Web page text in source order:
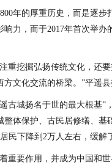
年的厚重历史，而是逐步
力，而于2017年首次举办
重挖掘弘扬传统文化，还
文化交流的桥梁。”平遥县
古城扬名于世的最大根基”
体保护、古民居修缮、基
民下降到2万人左右，缓解
重要作用，并成为中国和